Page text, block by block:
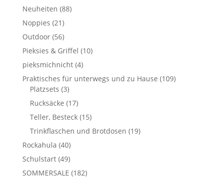
Neuheiten (88)
Noppies (21)
Outdoor (56)
Pieksies & Griffel (10)
pieksmichnicht (4)
Praktisches für unterwegs und zu Hause (109)
Platzsets (3)
Rucksäcke (17)
Teller, Besteck (15)
Trinkflaschen und Brotdosen (19)
Rockahula (40)
Schulstart (49)
SOMMERSALE (182)